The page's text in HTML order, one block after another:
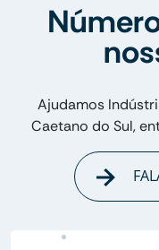
Ajudamos
Caetano do Sul,